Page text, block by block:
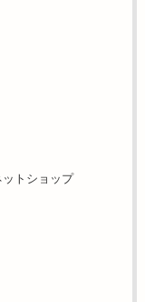
トショップ